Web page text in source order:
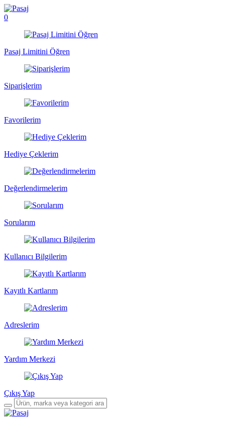
0
Pasaj Limitini Öğren
Siparişlerim
Favorilerim
Hediye Çeklerim
Değerlendirmelerim
Sorularım
Kullanıcı Bilgilerim
Kayıtlı Kartlarım
Adreslerim
Yardım Merkezi
Çıkış Yap